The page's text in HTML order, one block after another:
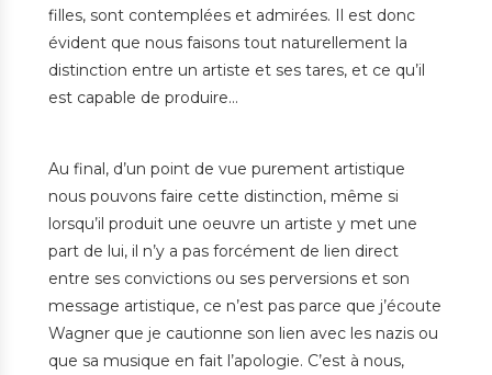
filles, sont contemplées et admirées. Il est donc
évident que nous faisons tout naturellement la
distinction entre un artiste et ses tares, et ce qu’il
est capable de produire…
Au final, d’un point de vue purement artistique
nous pouvons faire cette distinction, même si
lorsqu’il produit une oeuvre un artiste y met une
part de lui, il n’y a pas forcément de lien direct
entre ses convictions ou ses perversions et son
message artistique, ce n’est pas parce que j’écoute
Wagner que je cautionne son lien avec les nazis ou
que sa musique en fait l’apologie. C’est à nous,